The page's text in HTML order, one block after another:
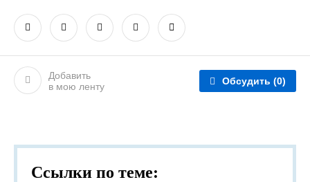
Добавить
в мою ленту
Обсудить (0)
Ссылки по теме: